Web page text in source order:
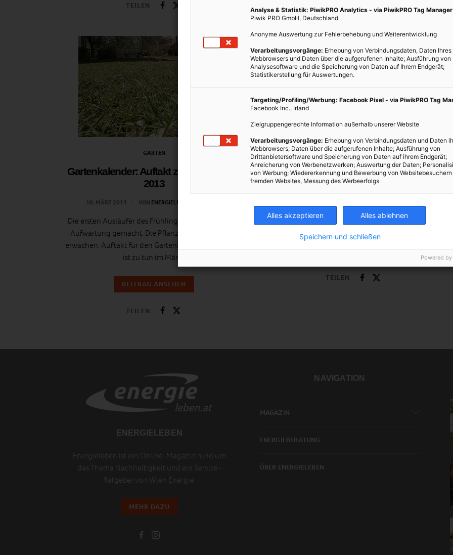
TEILEN
GARTEN
Gartenkalender: Auftakt zum Gartenjahr
2013
18. MÄRZ 2013 VON ENERGIELEBEN REDAKTION
Die ersten Ausläufer des Frühlings haben schon ihre
Aufwartung gemacht. Die Pflanzen regen sich und
erwachen. Auftakt für den Gartenkalender 2013. Was
ist zu tun im März?
BEITRAG ANSEHEN
TEILEN
Energieleben Gartenkalender: der Garten
im September
2. SEPTEMBER 2013 VONENERGIELEBEN REDAKTION
Der Sommer geht zu Ende, aber es ist ein langsamer
noch Zeit, den Garten zu genießen und seine Früchte
zu ernten.
BEITRAG ANSEHEN
TEILEN
ENERGIELEBEN
Energieleben ist ein Online-Magazin rund um
das Thema Nachhaltigkeit und ein Service-
Ratgeber von Wien Energie.
MEHR DAZU
NAVIGATION
MAGAZIN
ENERGIEBERATUNG
ÜBER ENERGIELEBEN
Analyse & Statistik: PiwikPRO Analytics - via PiwikPRO Tag Manager
Piwik PRO GmbH, Deutschland
Anonyme Auswertung zur Fehlerbehebung und Weiterentwicklung
Verarbeitungsvorgänge: Erhebung von Verbindungsdaten, Daten Ihres
Webbrowsers und Daten über die aufgerufenen Inhalte; Ausführung von
Analysesoftware und die Speicherung von Daten auf Ihrem Endgerät;
Statistikerstellung für Auswertungen.
Targeting/Profiling/Werbung: Facebook Pixel - via PiwikPRO Tag
Facebook Inc., Irland
Zielgruppengerechte Information außerhalb unserer Website
Verarbeitungsvorgänge: Erhebung von Verbindungsdaten und Daten
Webbrowsers; Daten über die aufgerufenen Inhalte; Ausführung von
Drittanbietersoftware und Speicherung von Daten auf ihrem Endgerät;
Anreicherung von Werbenetzwerken; Auswertung der Daten;
von Werbung; Wiedererkennung und Bewerbung von
fremden Websites, Messung des Werbeerfolgs
Alles akzeptieren Alles ablehnen
Speichern und schließen
Powered by